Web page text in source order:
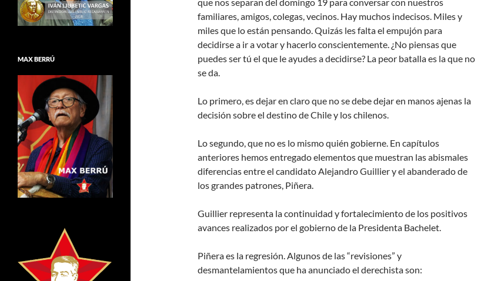
familiares, amigos, colegas, vecinos. Hay muchos indecisos. Miles y
miles que lo están pensando. Quizás les falta el empujón para
decidirse a ir a votar y hacerlo conscientemente. ¿No piensas que
puedes ser tú el que le ayudes a decidirse? La peor batalla es la que no
se da.
Lo primero, es dejar en claro que no se debe dejar en manos ajenas la
decisión sobre el destino de Chile y los chilenos.
Lo segundo, que no es lo mismo quién gobierne. En capítulos
anteriores hemos entregado elementos que muestran las abismales
diferencias entre el candidato Alejandro Guillier y el abanderado de
los grandes patrones, Piñera.
Guillier representa la continuidad y fortalecimiento de los positivos
avances realizados por el gobierno de la Presidenta Bachelet.
Piñera es la regresión. Algunos de las “revisiones” y
desmantelamientos que ha anunciado el derechista son:
MAX BERRÚ